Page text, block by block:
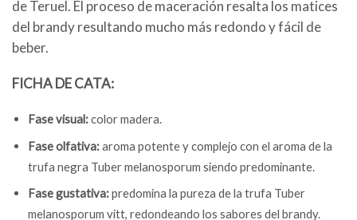
de Teruel. El proceso de maceración resalta los matices
del brandy resultando mucho más redondo y fácil de
beber.
FICHA DE CATA:
Fase visual:color madera.
Fase olfativa:aroma potente y complejo con el aroma de la
trufa negra Tuber melanosporum siendo predominante.
Fase gustativa:predomina la pureza de la trufa Tuber
melanosporum vitt, redondeando los sabores del brandy.